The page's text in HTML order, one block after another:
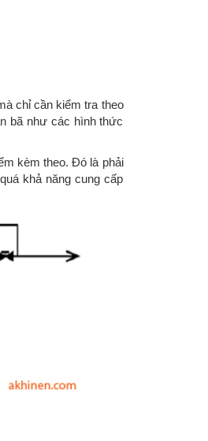
chỉ cần kiểm tra theo
bã như các hình thức
kèm theo. Đó là phải
khả năng cung cấp